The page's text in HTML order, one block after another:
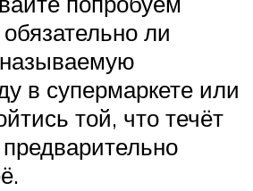
ли
называемую
в супермаркете или
той, что течёт